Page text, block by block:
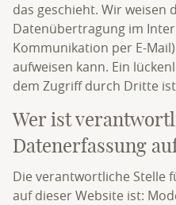
das geschieht. Wir weisen
Datenübertragung im
Kommunikation per E-
aufweisen kann. Ein
dem Zugriff durch Dritte
Wer ist
Datenerfassung
Die verantwortliche Stelle
auf dieser Website ist: